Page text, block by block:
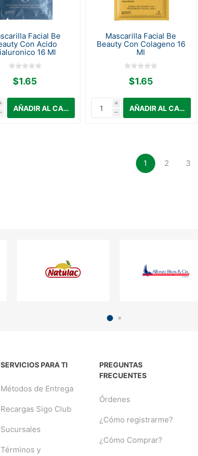
Facial Be
Con Acido
16 Ml
$1.65
Mascarilla Facial Be
Beauty Con Colageno 16
Ml
$1.65
i
h
1 2 3
SERVICIOS PARA TI
Métodos de Entrega
Recargas Sigo Club
Sucursales
Términos y
PREGUNTAS
FRECUENTES
Órdenes
¿Cómo registrarme?
¿Cómo Comprar?